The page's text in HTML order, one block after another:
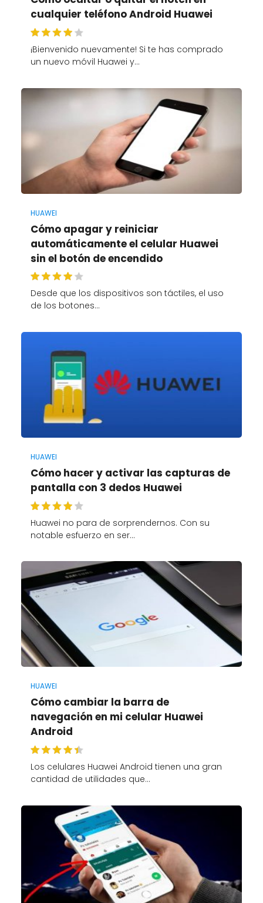
cualquier teléfono Android Huawei
¡Bienvenido nuevamente! Si te has comprado
un nuevo móvil Huawei y…
HUAWEI
Cómo apagar y reiniciar
automáticamente el celular Huawei
sin el botón de encendido
Desde que los dispositivos son táctiles, el uso
de los botones…
HUAWEI
Cómo hacer y activar las capturas de
pantalla con 3 dedos Huawei
Huawei no para de sorprendernos. Con su
notable esfuerzo en ser…
HUAWEI
Cómo cambiar la barra de
navegación en mi celular Huawei
Android
Los celulares Huawei Android tienen una gran
cantidad de utilidades que…